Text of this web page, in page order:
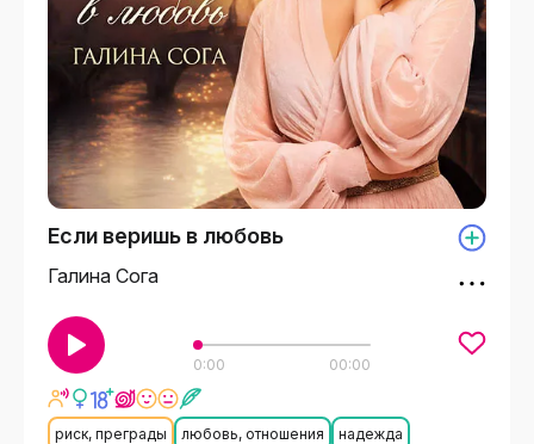
Если веришь в любовь
Галина Сога
0:00 00:00
риск, преграды любовь, отношения
надежда